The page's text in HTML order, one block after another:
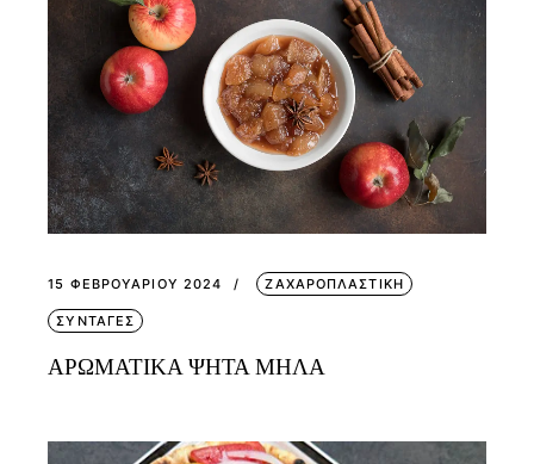
15 ΦΕΒΡΟΥΑΡΊΟΥ 2024 ΖΑΧΑΡΟΠΛΑΣΤΙΚΗ
ΣΥΝΤΑΓΕΣ
ΑΡΩΜΑΤΙΚΑ ΨΗΤΑ ΜΗΛΑ